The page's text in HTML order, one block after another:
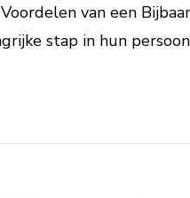
van een
stap in hun